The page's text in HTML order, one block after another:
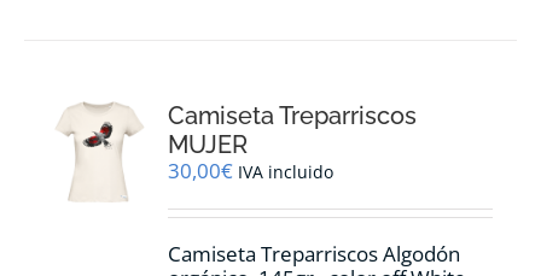
se
elegir
la
de
Camiseta Treparriscos
MUJER
30,00€ IVA incluido
Camiseta Treparriscos Algodón